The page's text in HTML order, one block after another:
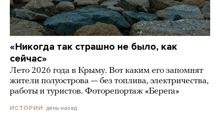
«Никогда так страшно не было, как
сейчас»
Лето 2026 года в Крыму. Вот каким его запомнят
жители полуострова — без топлива, электричества,
работы и туристов. Фоторепортаж «Берега»
ИСТОРИИ день назад